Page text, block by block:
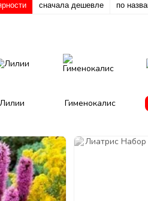
сначала дешевле по
Лилии Гименокалис